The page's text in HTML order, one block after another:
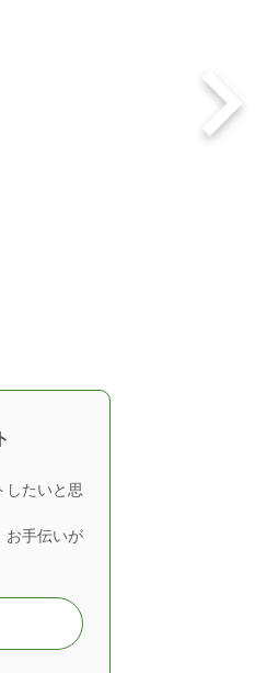
したいと思
お手伝いが